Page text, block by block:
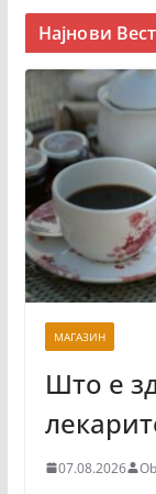
Најнови
МАГАЗИН
Што е
07.08.2026